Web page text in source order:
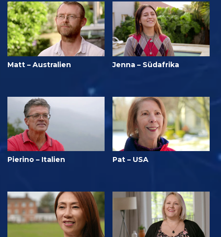
Matt – Australien Jenna – Südafrika
Pierino – Italien Pat – USA